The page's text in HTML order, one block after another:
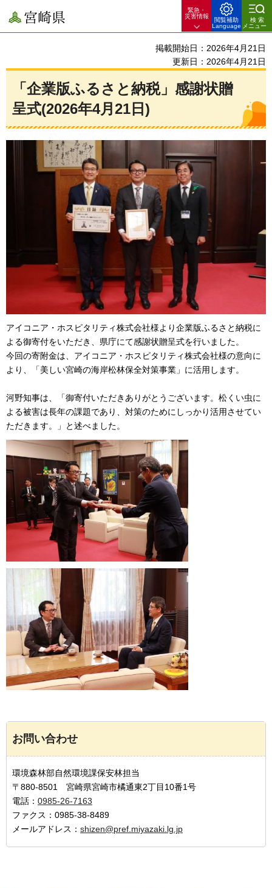
宮崎県
緊急・
災害情報
閲覧補助
Language
検索
メニュー
掲載開始日：2026年4月21日
更新日：2026年4月21日
「企業版ふるさと納税」感謝状贈
呈式(2026年4月21日)
アイコニア・ホスピタリティ株式会社様より企業版ふるさと納税に
よる御寄付をいただき、県庁にて感謝状贈呈式を行いました。
今回の寄附金は、アイコニア・ホスピタリティ株式会社様の意向に
より、「美しい宮崎の海岸松林保全対策事業」に活用します。
河野知事は、「御寄付いただきありがとうございます。松くい虫に
よる被害は長年の課題であり、対策のためにしっかり活用させてい
ただきます。」と述べました。
お問い合わせ
環境森林部自然環境課保安林担当
〒880-8501 宮崎県宮崎市橘通東2丁目10番1号
電話： 0985-26-7163
ファクス：0985-38-8489
メールアドレス： shizen@pref.miyazaki.lg.jp